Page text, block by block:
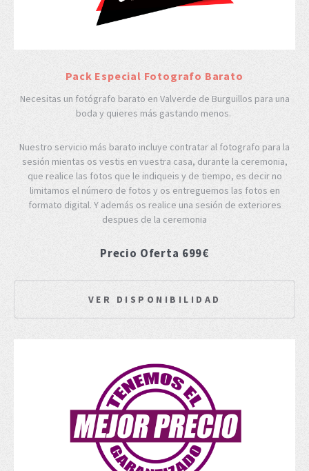
Pack Especial Fotografo Barato
Necesitas un fotógrafo barato en Valverde de Burguillos para una
boda y quieres más gastando menos.
Nuestro servicio más barato incluye contratar al fotografo para la
sesión mientas os vestis en vuestra casa, durante la ceremonia,
que realice las fotos que le indiqueis y de tiempo, es decir no
limitamos el número de fotos y os entreguemos las fotos en
formato digital. Y además os realice una sesión de exteriores
despues de la ceremonia
Precio Oferta 699€
VER DISPONIBILIDAD